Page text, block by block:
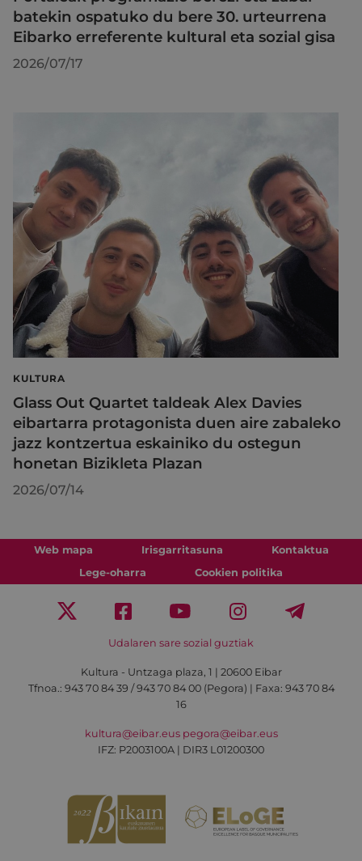
batekin ospatuko du bere 30. urteurrena
Eibarko erreferente kultural eta sozial gisa
2026/07/17
KULTURA
Glass Out Quartet taldeak Alex Davies
eibartarra protagonista duen aire zabaleko
jazz kontzertua eskainiko du ostegun
honetan Bizikleta Plazan
2026/07/14
Web mapa Irisgarritasuna
Kontaktua
Lege-oharra
Cookien politika
Udalaren sare sozial guztiak
Kultura - Untzaga plaza, 1 | 20600 Eibar
Tfnoa.: 943 70 84 39 / 943 70 84 00 (Pegora) | Faxa: 943 70 84
16
kultura@eibar.eus pegora@eibar.eus
IFZ: P2003100A | DIR3 L01200300